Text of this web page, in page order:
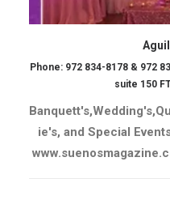
Phone: 972 834-8178 & 972
suite 150
ie's, and Special